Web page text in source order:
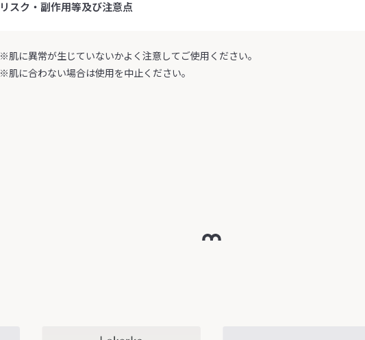
リスク・副作用等及び注意点
※肌に異常が生じていないかよく注意してご使用ください。
※肌に合わない場合は使用を中止ください。